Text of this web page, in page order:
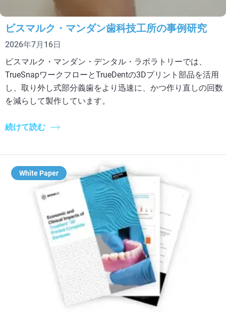
ビスマルク・マンダン歯科技工所の事例研究
2026年7月16日
ビスマルク・マンダン・デンタル・ラボラトリーでは、
TrueSnapワークフローとTrueDentの3Dプリント部品を活用
し、取り外し式部分義歯をより迅速に、かつ作り直しの回数
を減らして製作しています。
続けて読む
White Paper